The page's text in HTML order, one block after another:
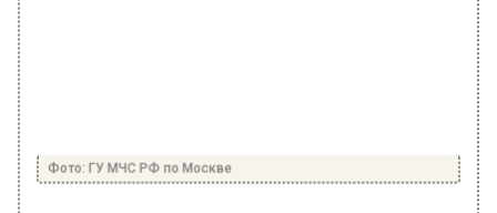
Фото: ГУ МЧС РФ по Москве